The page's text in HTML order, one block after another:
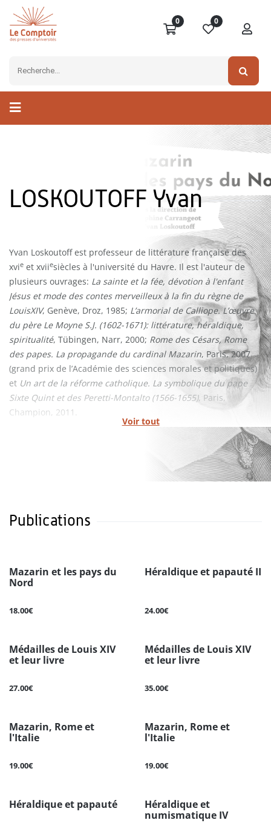
0 0
LOSKOUTOFF Yvan
Voir tout
Yvan Loskoutoff est professeur de littérature française des
xvie et xviiesiècles à l'université du Havre. Il est l'auteur de
plusieurs ouvrages: La sainte et la fée, dévotion à l'enfant
Jésus et mode des contes merveilleux à la fin du règne de
LouisXIV, Genève, Droz, 1985; L’armorial de Calliope. L’œuvre
du père Le Moyne S.J. (1602-1671): littérature, héraldique,
spiritualité, Tübingen, Narr, 2000; Rome des Césars, Rome
des papes. La propagande du cardinal Mazarin, Paris, 2007
(grand prix de l’Académie des sciences morales et politiques)
et Un art de la réforme catholique. La symbolique du pape
Sixte Quint et des Peretti-Montalto (1566-1655), Paris,
Champion, 2011.
, Mont-Saint-
Les médailles de Louis XIV
, Mont-Saint-Aignan, PURH, 2016.
Publications
Mazarin et les pays du
Nord
18.00€
Héraldique et papauté II
24.00€
Médailles de Louis XIV
et leur livre
27.00€
Médailles de Louis XIV
et leur livre
35.00€
Mazarin, Rome et
l'Italie
19.00€
Mazarin, Rome et
l'Italie
19.00€
Héraldique et papauté
Héraldique et
numismatique IV